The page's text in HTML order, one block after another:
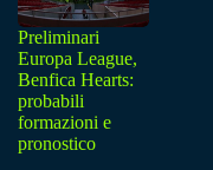
Preliminari
Europa League,
Benfica Hearts:
probabili
formazioni e
pronostico